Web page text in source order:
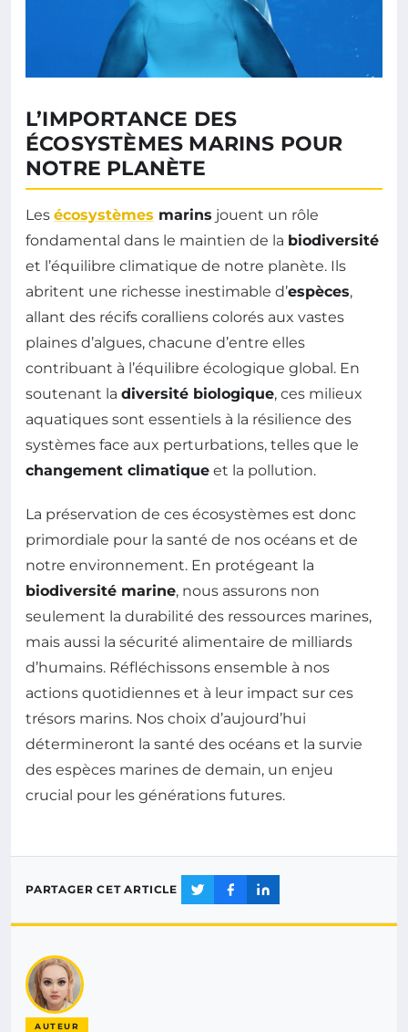
L’IMPORTANCE DES
ÉCOSYSTÈMES MARINS POUR
NOTRE PLANÈTE
Les écosystèmes marins jouent un rôle
fondamental dans le maintien de la biodiversité
et l’équilibre climatique de notre planète. Ils
abritent une richesse inestimable d’espèces,
allant des récifs coralliens colorés aux vastes
plaines d’algues, chacune d’entre elles
contribuant à l’équilibre écologique global. En
soutenant la diversité biologique, ces milieux
aquatiques sont essentiels à la résilience des
systèmes face aux perturbations, telles que le
changement climatique et la pollution.
La préservation de ces écosystèmes est donc
primordiale pour la santé de nos océans et de
notre environnement. En protégeant la
biodiversité marine, nous assurons non
seulement la durabilité des ressources marines,
mais aussi la sécurité alimentaire de milliards
d’humains. Réfléchissons ensemble à nos
actions quotidiennes et à leur impact sur ces
trésors marins. Nos choix d’aujourd’hui
détermineront la santé des océans et la survie
des espèces marines de demain, un enjeu
crucial pour les générations futures.
PARTAGER CET ARTICLE
AUTEUR